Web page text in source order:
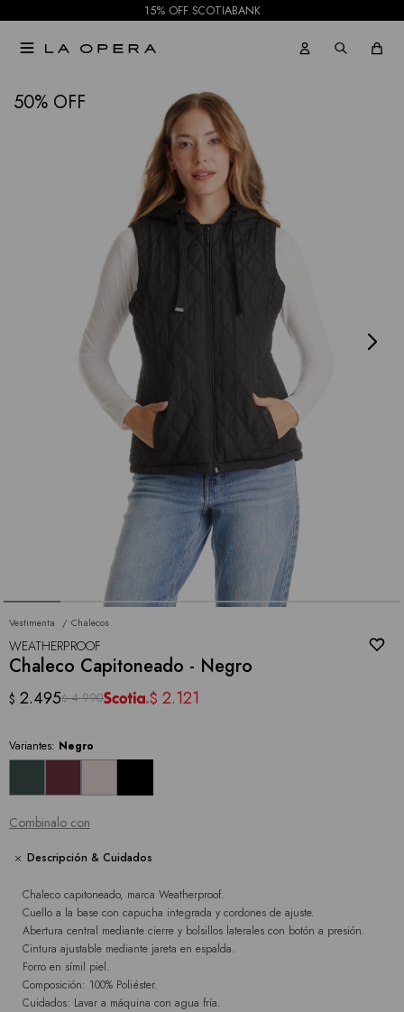
15% OFF SCOTIABANK

50
Vestimenta Chalecos
WEATHERPROOF
Chaleco Capitoneado - Negro
$ 2.495$ 4.990 $ 2.121
Variantes: Negro
Combinalo con
Descripción & Cuidados
Chaleco capitoneado, marca Weatherproof.
Cuello a la base con capucha integrada y cordones de ajuste.
Abertura central mediante cierre y bolsillos laterales con botón a presión.
Cintura ajustable mediante jareta en espalda.
Forro en símil piel.
Composición: 100% Poliéster.
Cuidados: Lavar a máquina con agua fría.
NOTIFICARME